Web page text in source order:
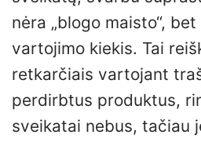
nėra „blogo maisto“,
vartojimo kiekis. Tai
retkarčiais vartojant
perdirbtus produktus,
sveikatai nebus, tačiau